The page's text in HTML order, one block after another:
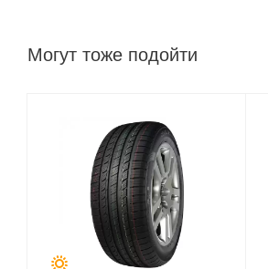
Могут тоже подойти